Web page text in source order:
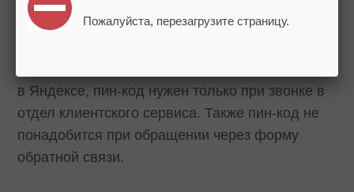
в Яндексе, пин-код нужен только при звонке в
отдел клиентского сервиса. Также пин-код не
понадобится при обращении через форму
обратной связи.
Пожалуйста, перезагрузите страницу.